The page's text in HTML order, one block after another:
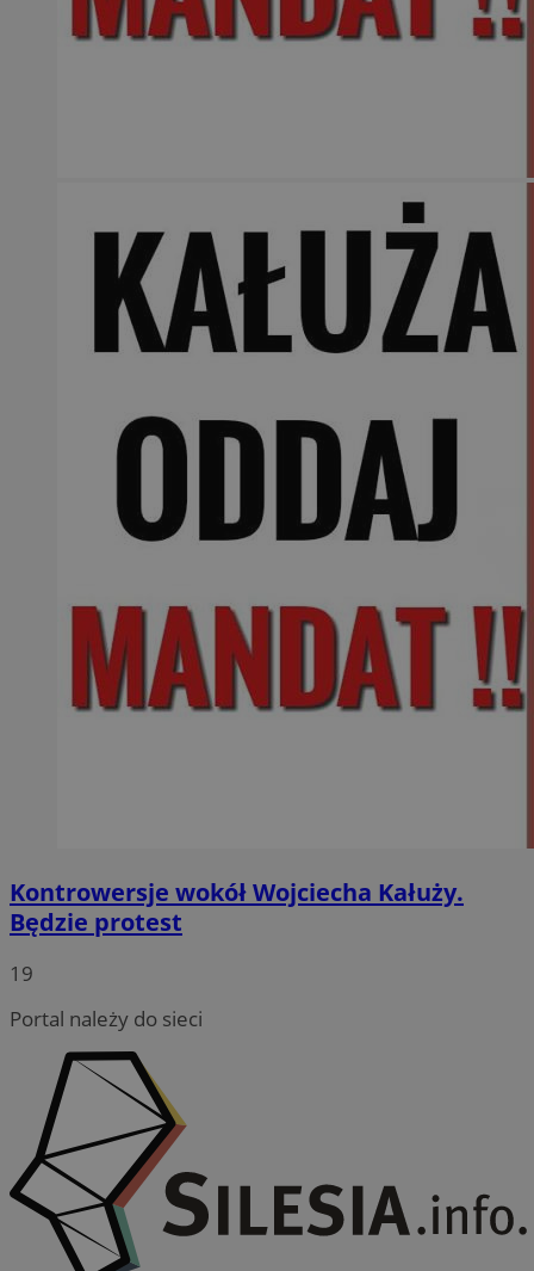
Kontrowersje wokół Wojciecha Kałuży.
Będzie protest
19
Portal należy do sieci